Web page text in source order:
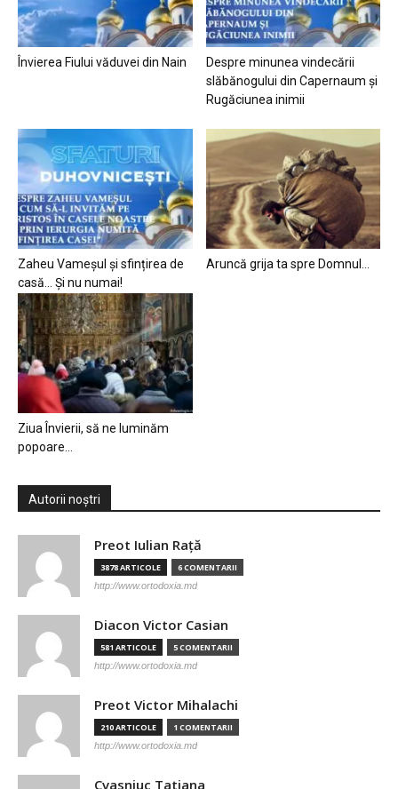
Învierea Fiului văduvei din Nain
Despre minunea vindecării
slăbănogului din Capernaum și
Rugăciunea inimii
Zaheu Vameșul și sfințirea de
casă… Și nu numai!
Aruncă grija ta spre Domnul…
Ziua Învierii, să ne luminăm
popoare…
Autorii noștri
Preot Iulian Raţă
3878 ARTICOLE 6 COMENTARII
http://www.ortodoxia.md
Diacon Victor Casian
581 ARTICOLE 5 COMENTARII
http://www.ortodoxia.md
Preot Victor Mihalachi
210 ARTICOLE 1 COMENTARII
http://www.ortodoxia.md
Cvasniuc Tatiana